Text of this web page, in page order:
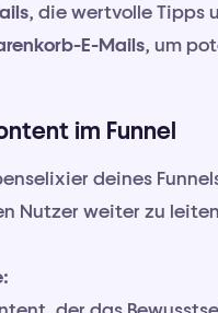
, die wertvolle Tipps
E-Mails, um
im Funnel
deines
Nutzer weiter zu